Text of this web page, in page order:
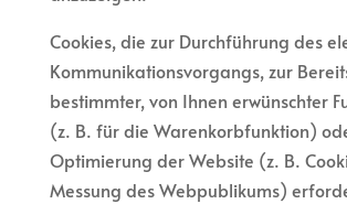
Cookies, die zur Durchführung des
Kommunikationsvorgangs, zur
bestimmter, von Ihnen erwünschter
(z. B. für die Warenkorbfunktion)
Optimierung der Website (z. B.
Messung des Webpublikums)